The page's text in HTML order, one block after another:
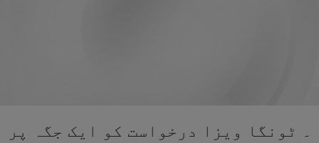
۔ ٹونگا ویزا درخواست کو ایک جگہ پر